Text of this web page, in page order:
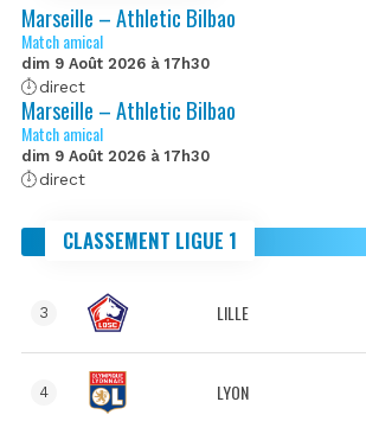
Marseille – Athletic Bilbao
Match amical
dim 9 Août 2026 à 17h30
direct
Marseille – Athletic Bilbao
Match amical
dim 9 Août 2026 à 17h30
direct
CLASSEMENT LIGUE 1
3 LILLE
4 LYON